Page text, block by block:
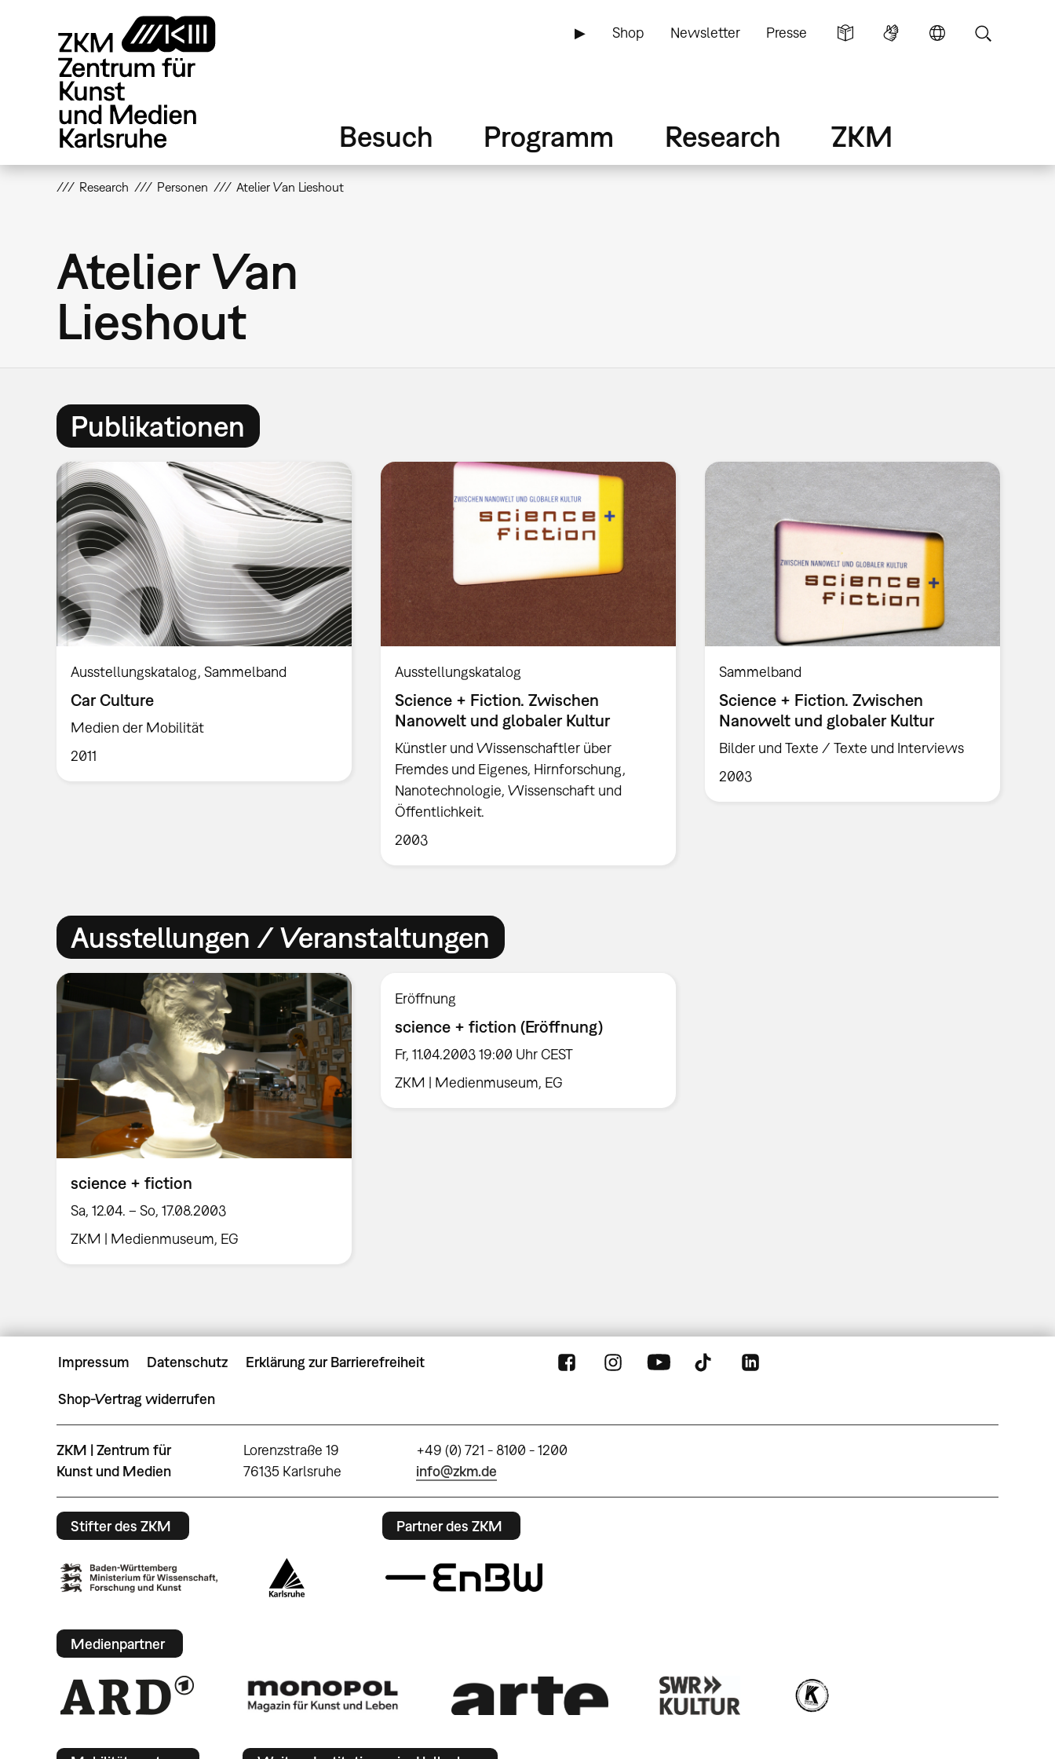
▶ Shop Newsletter Presse
Besuch Programm Research ZKM
Research Personen Atelier Van Lieshout
Atelier Van
Lieshout
Publikationen
Ausstellungskatalog Sammelband
Car Culture
Medien der Mobilität
2011
Ausstellungskatalog
Science + Fiction. Zwischen
Nanowelt und globaler Kultur
Künstler und Wissenschaftler über
Fremdes und Eigenes, Hirnforschung,
Nanotechnologie, Wissenschaft und
Öffentlichkeit.
2003
Sammelband
Science + Fiction. Zwischen
Nanowelt und globaler Kultur
Bilder und Texte / Texte und Interviews
2003
Ausstellungen / Veranstaltungen
science + fiction
Sa, 12.04. – So, 17.08.2003
ZKM | Medienmuseum, EG
Eröffnung
science + fiction (Eröffnung)
Fr, 11.04.2003 19:00 Uhr CEST
ZKM | Medienmuseum, EG
Impressum Datenschutz Erklärung zur Barrierefreiheit
Shop-Vertrag widerrufen
ZKM | Zentrum für
Kunst und Medien
Lorenzstraße 19
76135 Karlsruhe
+49 (0) 721 - 8100 - 1200
info@zkm.de
Stifter des ZKM Partner des ZKM
Medienpartner